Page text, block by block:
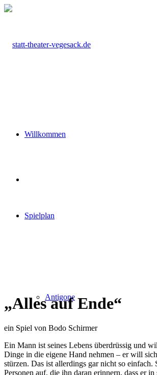
Willkommen
Spielplan
Antigone
„Alles auf Ende“
ein Spiel von Bodo Schirmer
Ein Mann ist seines Lebens überdrüssig und
Dinge in die eigene Hand nehmen – er will
stürzen. Das ist allerdings gar nicht so einfach.
Personen auf, die ihn daran erinnern, dass er in